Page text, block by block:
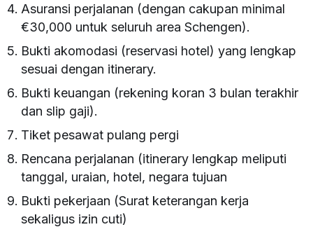
Asuransi perjalanan (dengan cakupan minimal
€30,000 untuk seluruh area Schengen).
Bukti akomodasi (reservasi hotel) yang lengkap
sesuai dengan itinerary.
Bukti keuangan (rekening koran 3 bulan terakhir
dan slip gaji).
Tiket pesawat pulang pergi
Rencana perjalanan (itinerary lengkap meliputi
tanggal, uraian, hotel, negara tujuan
Bukti pekerjaan (Surat keterangan kerja
sekaligus izin cuti)